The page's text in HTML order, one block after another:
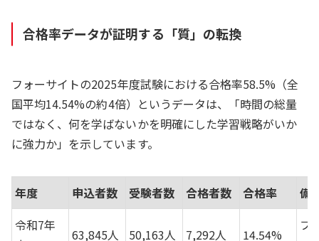
合格率データが証明する「質」の転換
フォーサイトの2025年度試験における合格率58.5%（全
国平均14.54%の約4倍）というデータは、「時間の総量
ではなく、何を学ばないかを明確にした学習戦略がいか
に強力か」を示しています。
年度 申込者数 受験者数 合格者数 合格率
備
令和7年
63,845人 50,163人 7,292人 14.54%
フ